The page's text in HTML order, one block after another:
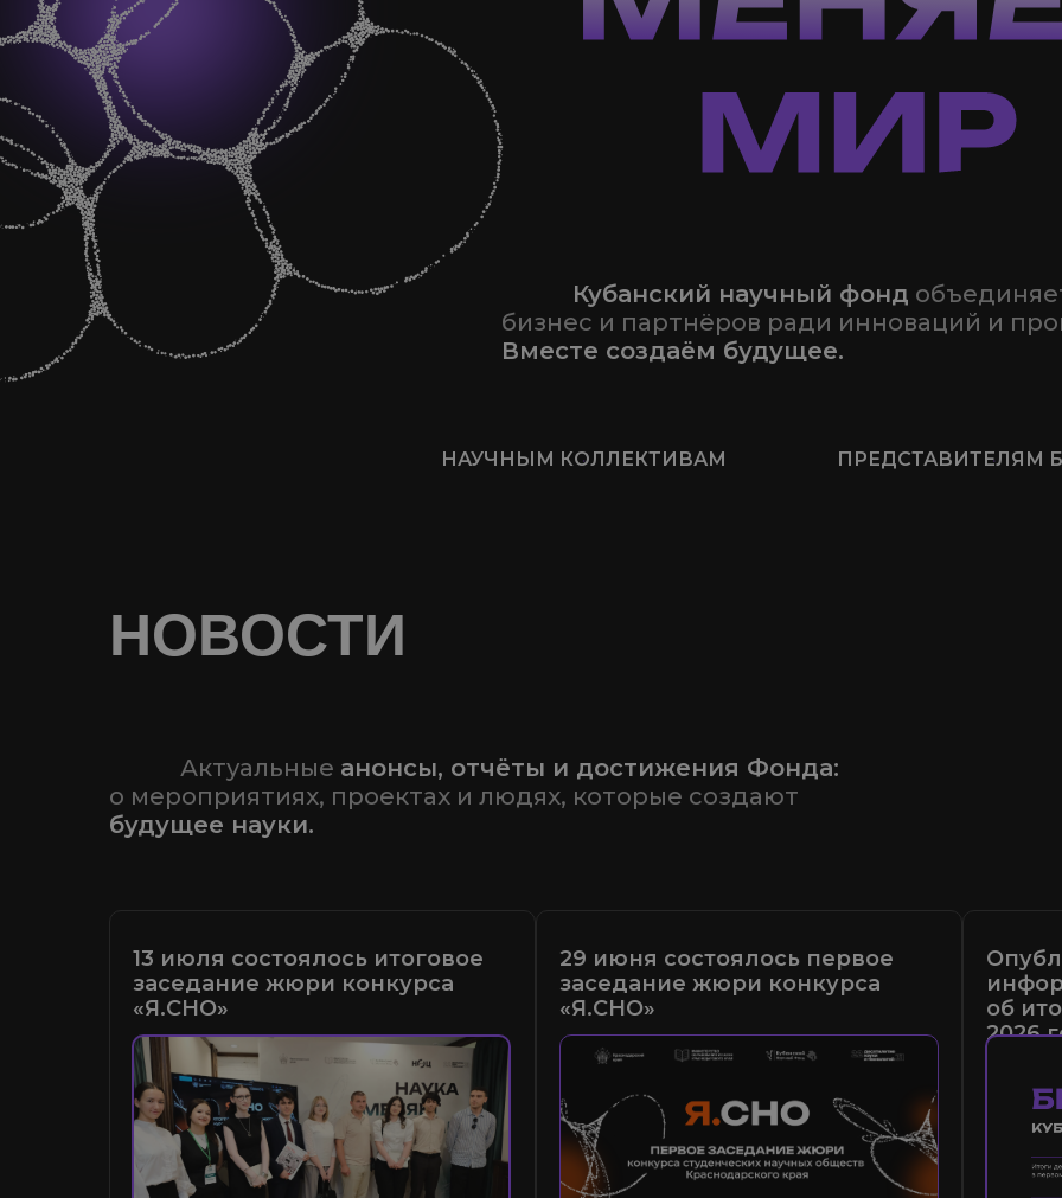
НОВОСТИ
НАУЧНЫМ КОЛЛЕКТИВАМ ПРЕДСТАВИТЕЛЯМ
Актуальные анонсы, отчёты и достижения Фонда:
о мероприятиях, проектах и людях, которые создают
будущее науки.
Кубанский научный фонд
бизнес и партнёров ради инноваций и
Вместе создаём будущее.
13 июля состоялось итоговое
заседание жюри конкурса
«Я.СНО»
29 июня состоялось первое
заседание жюри конкурса
«Я.СНО»
об
2026